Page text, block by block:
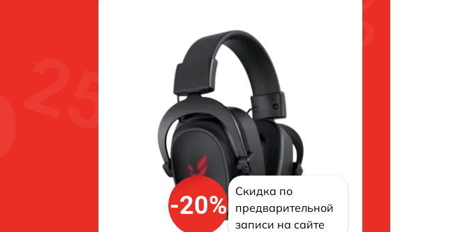
-20%
Скидка по
предварительной
записи на сайте